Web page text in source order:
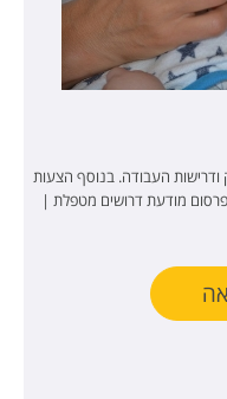
העבודה. בנוסף הצעות
מודעת דרושים מטפלת |